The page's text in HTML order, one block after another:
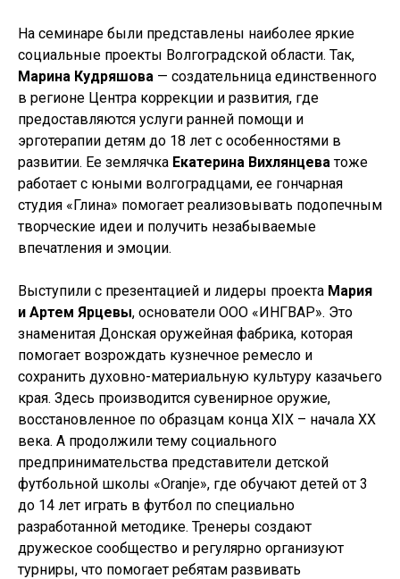
На семинаре были представлены наиболее яркие
социальные проекты Волгоградской области. Так,
Марина Кудряшова — создательница единственного
в регионе Центра коррекции и развития, где
предоставляются услуги ранней помощи и
эрготерапии детям до 18 лет с особенностями в
развитии. Ее землячка Екатерина Вихлянцеватоже
работает с юными волгоградцами, ее гончарная
студия «Глина» помогает реализовывать подопечным
творческие идеи и получить незабываемые
впечатления и эмоции.
Выступили с презентацией и лидеры проекта Мария
и Артем Ярцевы, основатели ООО «ИНГВАР». Это
знаменитая Донская оружейная фабрика, которая
помогает возрождать кузнечное ремесло и
сохранить духовно-материальную культуру казачьего
края. Здесь производится сувенирное оружие,
восстановленное по образцам конца XIX – начала XХ
века. А продолжили тему социального
предпринимательства представители детской
футбольной школы «Oranje», где обучают детей от 3
до 14 лет играть в футбол по специально
разработанной методике. Тренеры создают
дружеское сообщество и регулярно организуют
турниры, что помогает ребятам развивать